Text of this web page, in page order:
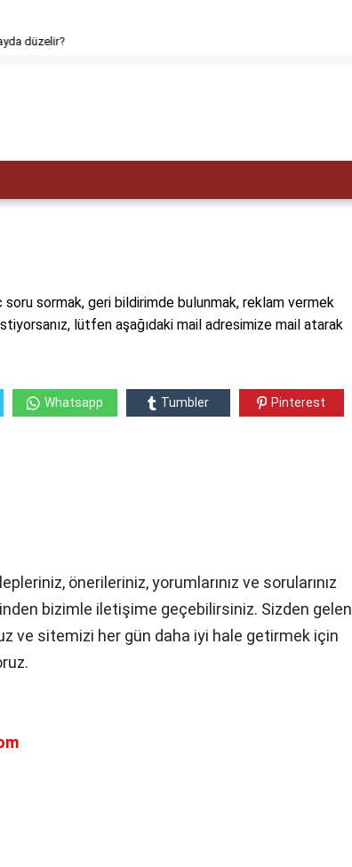
masaj kimlere yapılmaz?
soru sormak, geri bildirimde bulunmak, reklam vermek
istiyorsanız, lütfen aşağıdaki mail adresimize mail atarak
Whatsapp Tumbler Pinterest
önerileriniz, yorumlarınız ve sorularınız
bizimle iletişime geçebilirsiniz. Sizden gelen
ve sitemizi her gün daha iyi hale getirmek için